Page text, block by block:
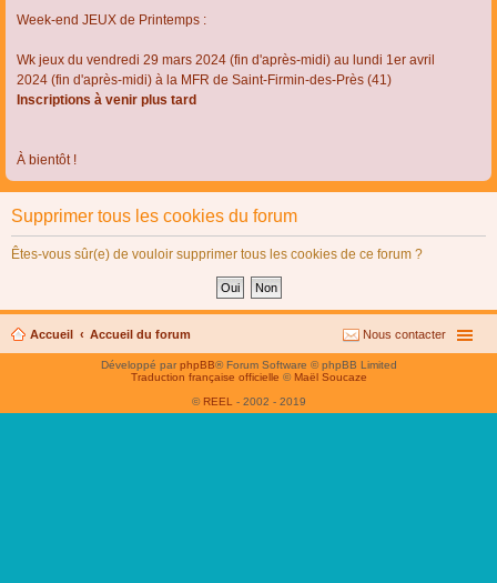
Week-end JEUX de Printemps :
Wk jeux du vendredi 29 mars 2024 (fin d'après-midi) au lundi 1er avril
2024 (fin d'après-midi) à la MFR de Saint-Firmin-des-Près (41)
Inscriptions à venir plus tard
À bientôt !
Supprimer tous les cookies du forum
Êtes-vous sûr(e) de vouloir supprimer tous les cookies de ce forum ?
Accueil Accueil du forum Nous contacter
Développé parphpBB® Forum Software © phpBB Limited
Traduction française officielle © Maël Soucaze
© REEL - 2002 - 2019